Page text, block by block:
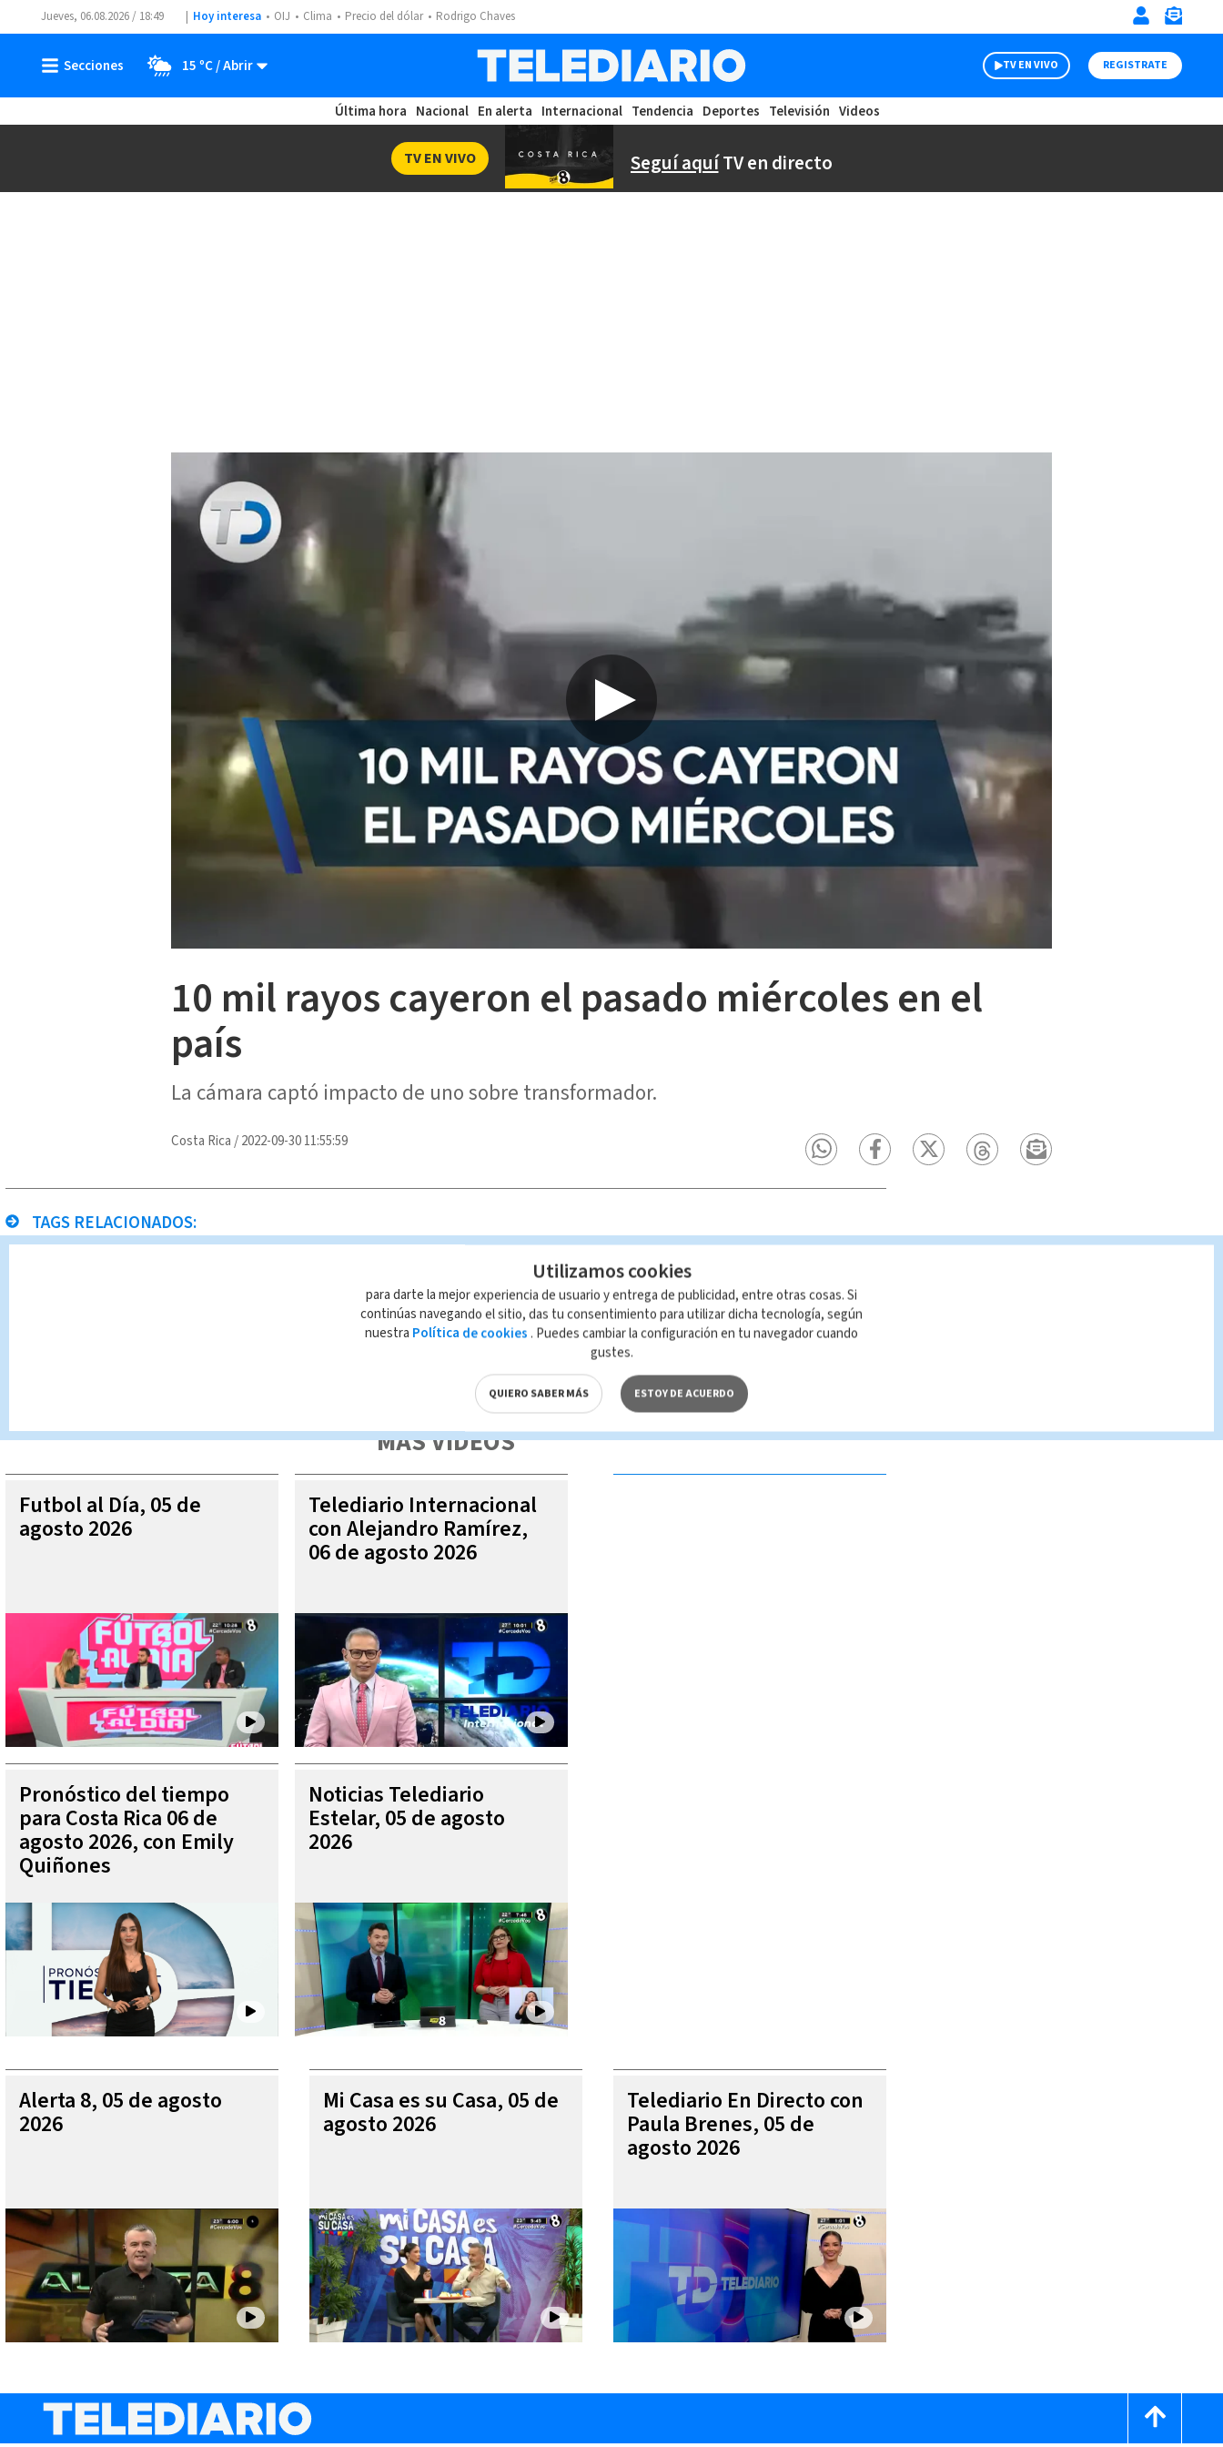
Jueves, 06.08.2026 / 18:49 Hoy interesa OIJ Clima Precio del dólar Rodrigo Chaves
15 ºC TV EN VIVO REGISTRATE
Última hora Nacional En alerta Internacional Tendencia Deportes Televisión Videos
Seguí aquíTV en directo
TV EN VIVO
10 mil rayos cayeron el pasado miércoles en el
país
La cámara captó impacto de uno sobre transformador.
Costa Rica /2022-09-30 11:55:59
TAGS RELACIONADOS:
Queda prohibida la reproducción total o parcial del contenido de esta página, mismo que es propiedad de TELEDIARIO; su reproducción no
autorizada constituye una infracción y un delito de conformidad con las leyes aplicables.
MÁS VIDEOS
Futbol al Día, 05 de
agosto 2026
Telediario Internacional
con Alejandro Ramírez,
06 de agosto 2026
Pronóstico del tiempo
para Costa Rica 06 de
agosto 2026, con Emily
Quiñones
Noticias Telediario
Estelar, 05 de agosto
2026
Alerta 8, 05 de agosto
2026
Mi Casa es su Casa, 05 de
agosto 2026
Telediario En Directo con
Paula Brenes, 05 de
agosto 2026
Utilizamos cookies
para darte la mejor experiencia de usuario y entrega de publicidad, entre otras cosas. Si
continúas navegando el sitio, das tu consentimiento para utilizar dicha tecnología, según
nuestra Política de cookies . Puedes cambiar la configuración en tu navegador cuando
gustes.
QUIERO SABER MÁS ESTOY DE ACUERDO